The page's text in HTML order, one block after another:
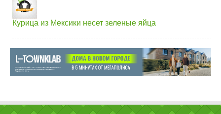
Курица из Мексики несет зеленые яйца